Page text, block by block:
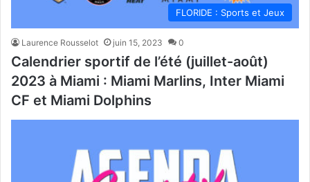
FLORIDE : Sports et Jeux
Laurence Rousselot juin 15, 2023 0
Calendrier sportif de l’été (juillet-août)
2023 à Miami : Miami Marlins, Inter Miami
CF et Miami Dolphins